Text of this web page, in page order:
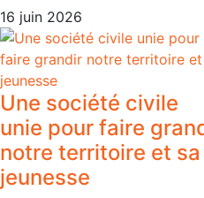
16 juin 2026
Une société civile
unie pour faire
notre territoire et sa
jeunesse